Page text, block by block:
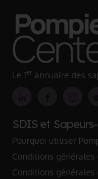
Le 1er annuaire des
SDIS et
Pourquoi utiliser
Conditions
Conditions générales